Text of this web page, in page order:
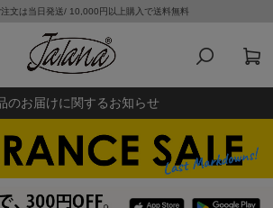
文は当日発送/ 10,000円以上購入で送料無料
のお届けに関するお知らせ